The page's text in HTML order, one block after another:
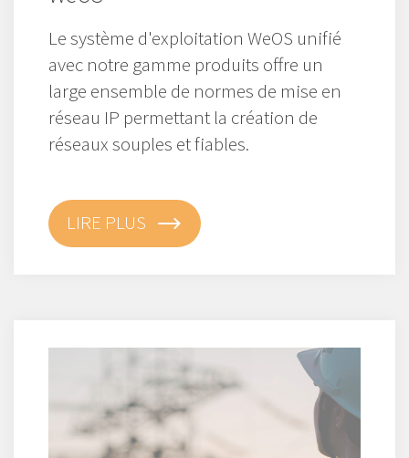
Le système d'exploitation WeOS unifié
avec notre gamme produits offre un
large ensemble de normes de mise en
réseau IP permettant la création de
réseaux souples et fiables.
LIRE PLUS